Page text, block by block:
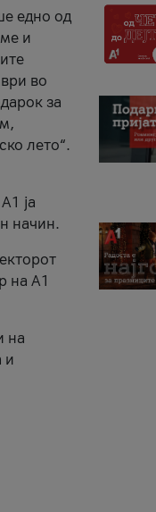
едно од
и
во
за
лето“.
ја
начин.
на A1
на
и